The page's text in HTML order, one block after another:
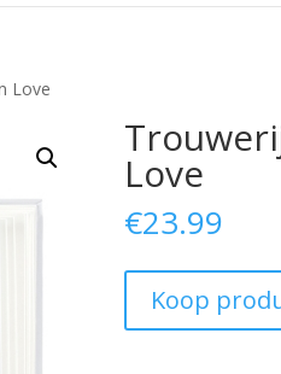
Love
Love
€23.99
Koop